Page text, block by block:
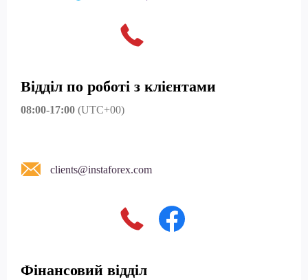
Відділ по роботі з клієнтами
08:00-17:00 (UTC+00)
clients@instaforex.com
Фінансовий відділ